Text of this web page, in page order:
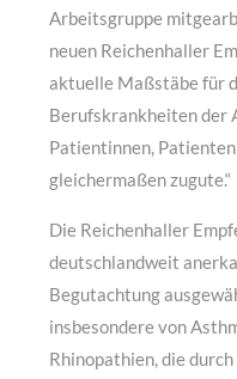
Arbeitsgruppe
neuen Reichenhaller
aktuelle Maßstäbe für
Berufskrankheiten der
Patientinnen,
gleichermaßen zugute.“
Die Reichenhaller
deutschlandweit
Begutachtung
insbesondere von
Rhinopathien, die